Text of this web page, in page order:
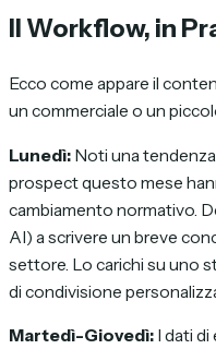
Il Workflow, in
Ecco come appare il
un commerciale o un
Lunedì: Noti una
prospect questo mese
cambiamento normativo.
AI) a scrivere un breve
settore. Lo carichi su uno
di condivisione
Martedì-Giovedì: I dati di